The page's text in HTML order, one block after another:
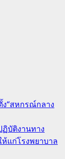
ง“สหกรณ์กลาง
บัติงานทาง
แก่โรงพยาบาล